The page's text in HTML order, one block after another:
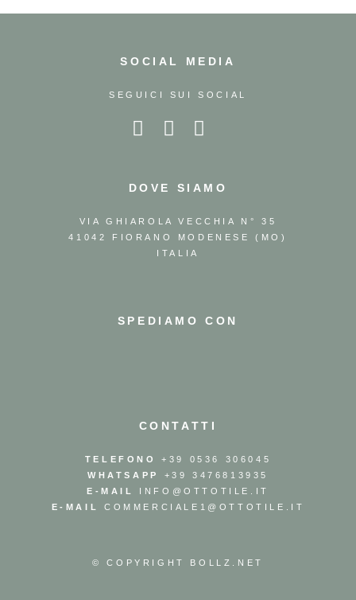
SOCIAL MEDIA
SEGUICI SUI SOCIAL
DOVE SIAMO
VIA GHIAROLA VECCHIA N° 35
41042 FIORANO MODENESE (MO)
ITALIA
SPEDIAMO CON
CONTATTI
TELEFONO
+39 0536 306045
WHATSAPP
+39 3476813935
E-MAIL
INFO@OTTOTILE.IT
E-MAIL
COMMERCIALE1@OTTOTILE.IT
© COPYRIGHT BOLLZ.NET